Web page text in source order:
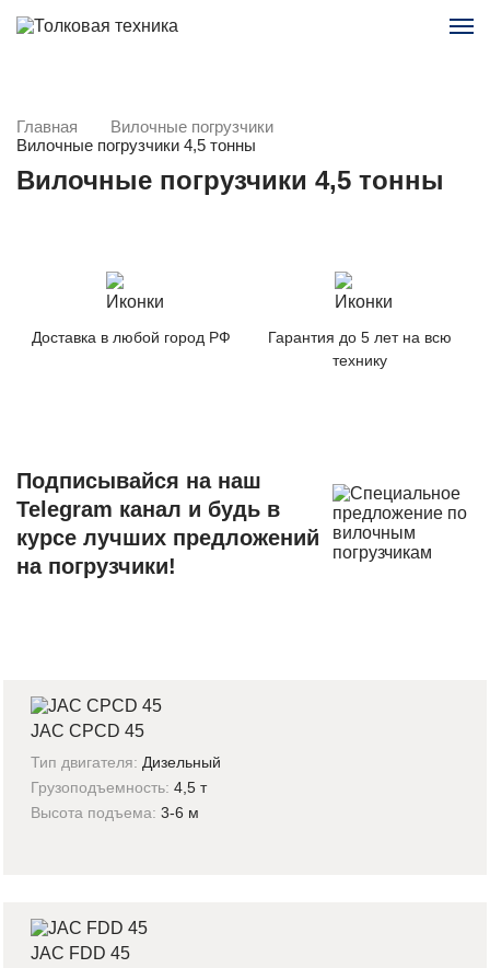
Главная
Вилочные погрузчики
Вилочные погрузчики 4,5 тонны
Вилочные погрузчики 4,5 тонны
Доставка в любой город РФ
Гарантия до 5 лет на всю
технику
Подписывайся на наш
Telegram канал и будь в
курсе лучших предложений
на погрузчики!
JAC CPCD 45
Тип двигателя: Дизельный
Грузоподъемность: 4,5 т
Высота подъема: 3-6 м
JAC FDD 45